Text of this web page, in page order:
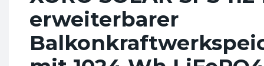
erweiterbarer